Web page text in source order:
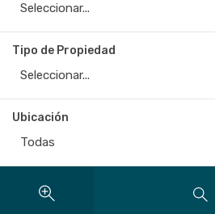
Seleccionar...
Tipo de Propiedad
Seleccionar...
Ubicación
Todas